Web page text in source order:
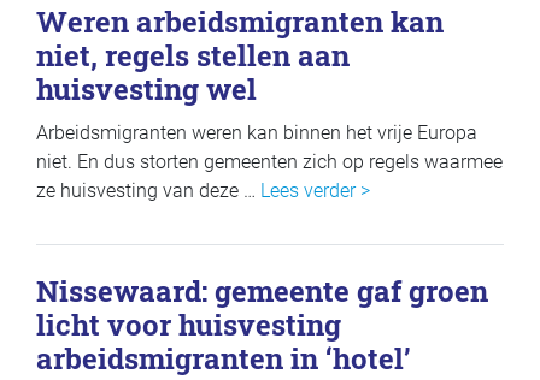
Weren arbeidsmigranten kan
niet, regels stellen aan
huisvesting wel
Arbeidsmigranten weren kan binnen het vrije Europa
niet. En dus storten gemeenten zich op regels waarmee
ze huisvesting van deze … Lees verder >
Nissewaard: gemeente gaf groen
licht voor huisvesting
arbeidsmigranten in ‘hotel’